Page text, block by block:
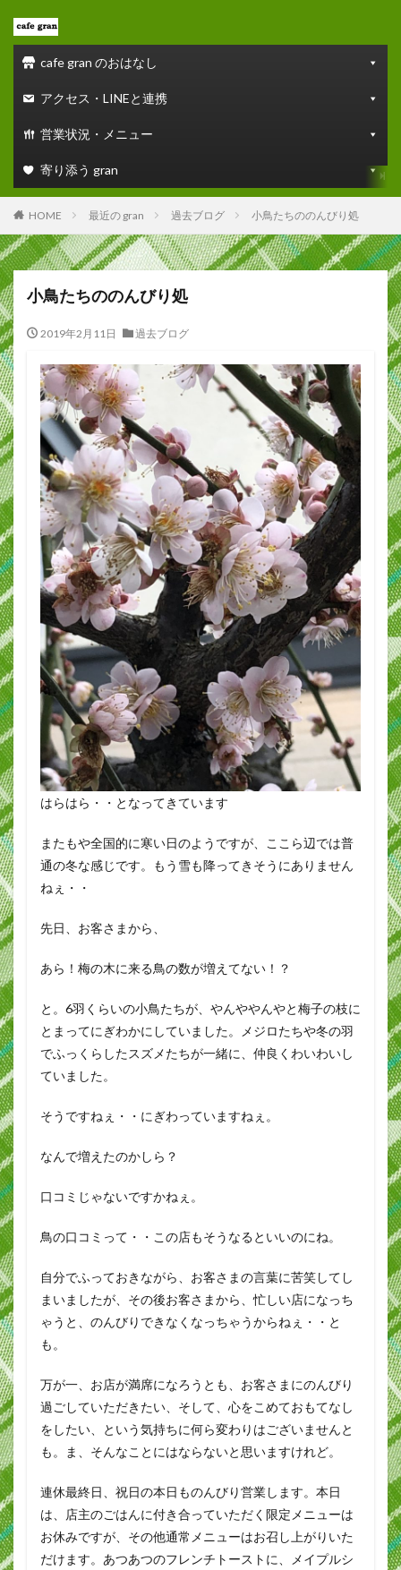
cafe gran のおはなし
アクセス・LINEと連携
営業状況・メニュー
寄り添う gran
HOME 最近の gran 過去ブログ 小鳥たちののんびり処
小鳥たちののんびり処
2019年2月11日 過去ブログ
はらはら・・となってきています
またもや全国的に寒い日のようですが、ここら辺では普
通の冬な感じです。もう雪も降ってきそうにありません
ねぇ・・
先日、お客さまから、
あら！梅の木に来る鳥の数が増えてない！？
と。6羽くらいの小鳥たちが、やんややんやと梅子の枝に
とまってにぎわかにしていました。メジロたちや冬の羽
でふっくらしたスズメたちが一緒に、仲良くわいわいし
ていました。
そうですねぇ・・にぎわっていますねぇ。
なんで増えたのかしら？
口コミじゃないですかねぇ。
鳥の口コミって・・この店もそうなるといいのにね。
自分でふっておきながら、お客さまの言葉に苦笑してし
まいましたが、その後お客さまから、忙しい店になっち
ゃうと、のんびりできなくなっちゃうからねぇ・・と
も。
万が一、お店が満席になろうとも、お客さまにのんびり
過ごしていただきたい、そして、心をこめておもてなし
をしたい、という気持ちに何ら変わりはございませんと
も。ま、そんなことにはならないと思いますけれど。
連休最終日、祝日の本日ものんびり営業します。本日
は、店主のごはんに付き合っていただく限定メニューは
お休みですが、その他通常メニューはお召し上がりいた
だけます。あつあつのフレンチトーストに、メイプルシ